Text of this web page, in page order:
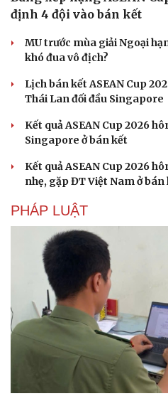
định 4 đội vào bán kết
MU trước mùa giải Ngoại
khó đua vô địch?
Lịch bán kết ASEAN Cup
Thái Lan đối đầu Singapore
Kết quả ASEAN Cup 2026
Singapore ở bán kết
Kết quả ASEAN Cup 2026
nhẹ, gặp ĐT Việt Nam ở bán
PHÁP LUẬT